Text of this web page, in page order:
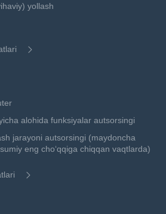
yollash
alohida funksiyalar autsorsingi
jarayoni autsorsingi (maydoncha
eng choʻqqiga chiqqan vaqtlarda)